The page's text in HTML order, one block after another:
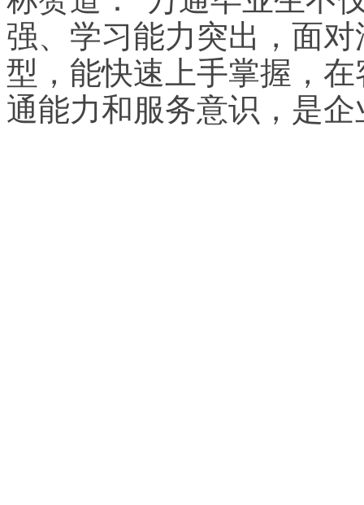
强、学习能力突出，面
型，能快速上手掌握，
通能力和服务意识，是